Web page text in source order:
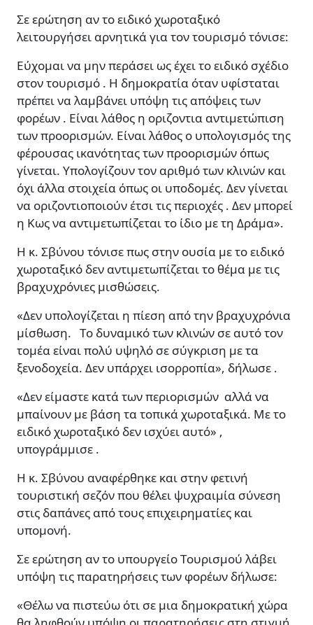
Σε ερώτηση αν το ειδικό χωροταξικό
λειτουργήσει αρνητικά για τον τουρισμό τόνισε:
Εύχομαι να μην περάσει ως έχει το ειδικό σχέδιο
στον τουρισμό . Η δημοκρατία όταν υφίσταται
πρέπει να λαμβάνει υπόψη τις απόψεις των
φορέων . Είναι λάθος η οριζοντια αντιμετώπιση
των προορισμών. Είναι λάθος ο υπολογισμός της
φέρουσας ικανότητας των προορισμών όπως
γίνεται. Υπολογίζουν τον αριθμό των κλινών και
όχι άλλα στοιχεία όπως οι υποδομές. Δεν γίνεται
να οριζοντιοποιούν έτσι τις περιοχές . Δεν μπορεί
η Κως να αντιμετωπίζεται το ίδιο με τη Δράμα».
Η κ. Σβύνου τόνισε πως στην ουσία με το ειδικό
χωροταξικό δεν αντιμετωπίζεται το θέμα με τις
βραχυχρόνιες μισθώσεις.
«Δεν υπολογίζεται η πίεση από την βραχυχρόνια
μίσθωση. Το δυναμικό των κλινών σε αυτό τον
τομέα είναι πολύ υψηλό σε σύγκριση με τα
ξενοδοχεία. Δεν υπάρχει ισορροπία», δήλωσε .
«Δεν είμαστε κατά των περιορισμών αλλά να
μπαίνουν με βάση τα τοπικά χωροταξικά. Με το
ειδικό χωροταξικό δεν ισχύει αυτό» ,
υπογράμμισε .
Η κ. Σβύνου αναφέρθηκε και στην φετινή
τουριστική σεζόν που θέλει ψυχραιμία σύνεση
στις δαπάνες από τους επιχειρηματίες και
υπομονή.
Σε ερώτηση αν το υπουργείο Τουρισμού λάβει
υπόψη τις παρατηρήσεις των φορέων δήλωσε:
«Θέλω να πιστεύω ότι σε μια δημοκρατική χώρα